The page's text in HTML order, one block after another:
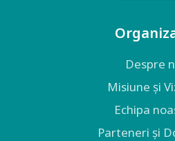
Despre
Misiune și
Echipa
Parteneri și